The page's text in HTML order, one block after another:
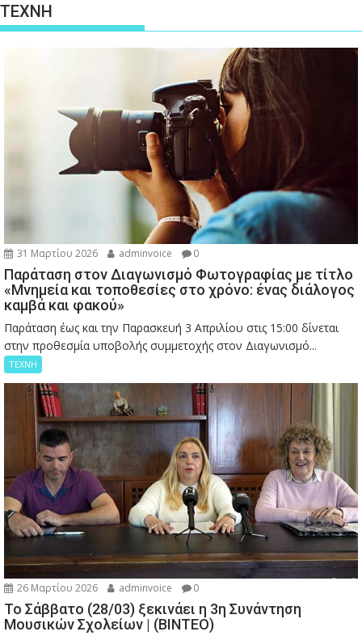
ΤΕΧΝΗ
31 Μαρτίου 2026 adminvoice 0
Παράταση στον Διαγωνισμό Φωτογραφίας με τίτλο
«Μνημεία και τοποθεσίες στο χρόνο: ένας διάλογος
καμβά και φακού»
Παράταση έως και την Παρασκευή 3 Απριλίου στις 15:00 δίνεται
στην προθεσμία υποβολής συμμετοχής στον Διαγωνισμό...
ΤΕΧΝΗ
26 Μαρτίου 2026 adminvoice 0
Το Σάββατο (28/03) ξεκινάει η 3η Συνάντηση
Μουσικών Σχολείων | (ΒΙΝΤΕΟ)